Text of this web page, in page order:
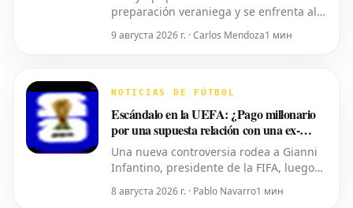
preparación veraniega y se enfrenta al
este domingo. Descubre la hora y el
partido amistoso este domingo. Tras su
9 августа 2026 г. · Carlos Mendoza1 мин
NOTICIAS DE FÚTBOL
Escándalo en la UEFA: ¿Pago millonario
por una supuesta relación con una ex-
empleada?
Una nueva controversia rodea a Gianni
Infantino, presidente de la FIFA, luego
Telegraph sugiriera que la UEFA
8 августа 2026 г. · Pablo Navarro1 мин